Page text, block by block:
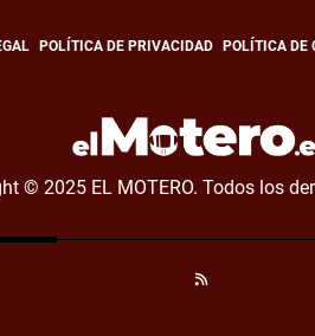
POLÍTICA DE PRIVACIDAD POLÍTICA DE
© 2025 EL MOTERO. Todos los